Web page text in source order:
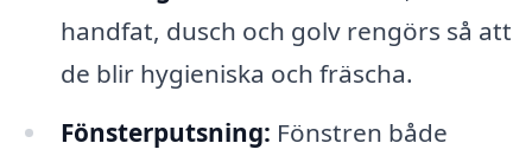
handfat, dusch och golv rengörs så att
de blir hygieniska och fräscha.
Fönsterputsning: Fönstren både